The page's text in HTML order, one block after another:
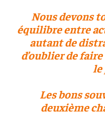
Nous devons
équilibre entre
autant de
d’oublier de
Les bons
deuxième